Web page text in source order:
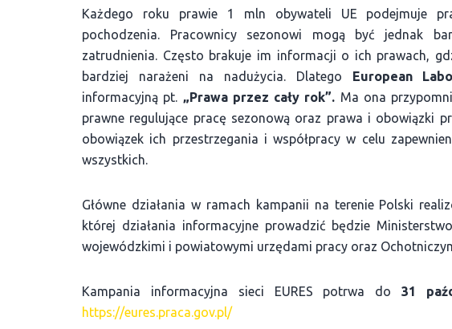
Każdego roku prawie 1 mln obywateli UE podejmuje
pochodzenia. Pracownicy sezonowi mogą być jednak
zatrudnienia. Często brakuje im informacji o ich prawach,
bardziej narażeni na nadużycia. Dlatego European
informacyjną pt. „Prawa przez cały rok”. Ma ona
prawne regulujące pracę sezonową oraz prawa i obowiązki
obowiązek ich przestrzegania i współpracy w celu
wszystkich.
Główne działania w ramach kampanii na terenie Polski
której działania informacyjne prowadzić będzie
wojewódzkimi i powiatowymi urzędami pracy oraz
Kampania informacyjna sieci EURES potrwa do 31
https://eures.praca.gov.pl/